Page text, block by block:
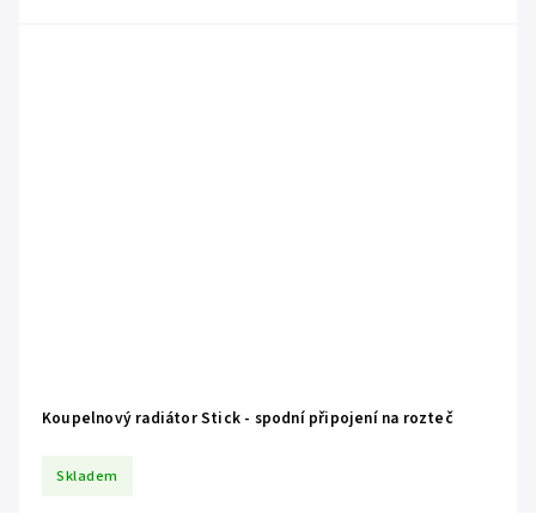
Koupelnový radiátor Stick - spodní připojení na rozteč
Skladem